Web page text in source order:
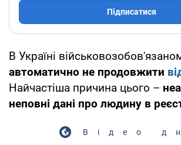
Підписатися
В Україні
автоматично не продовжити
Найчастіша причина цього –
неповні дані про людину в
Відео